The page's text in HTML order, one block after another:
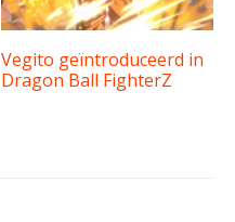
Vegito geïntroduceerd in
Dragon Ball FighterZ